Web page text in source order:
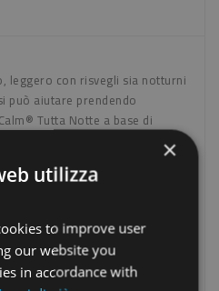
leggero con risvegli sia notturni
può aiutare prendendo
Tutta Notte a base di
erboristica, utili per favorire il
fast/retard permettendo
assorbiti gradualmente così che
La Lavanda, Valeriana,
nel primo strato, il primo a
La Passiflora è
nelle successive 4 ore
×
utilizza
to improve user
our website you
in accordance with